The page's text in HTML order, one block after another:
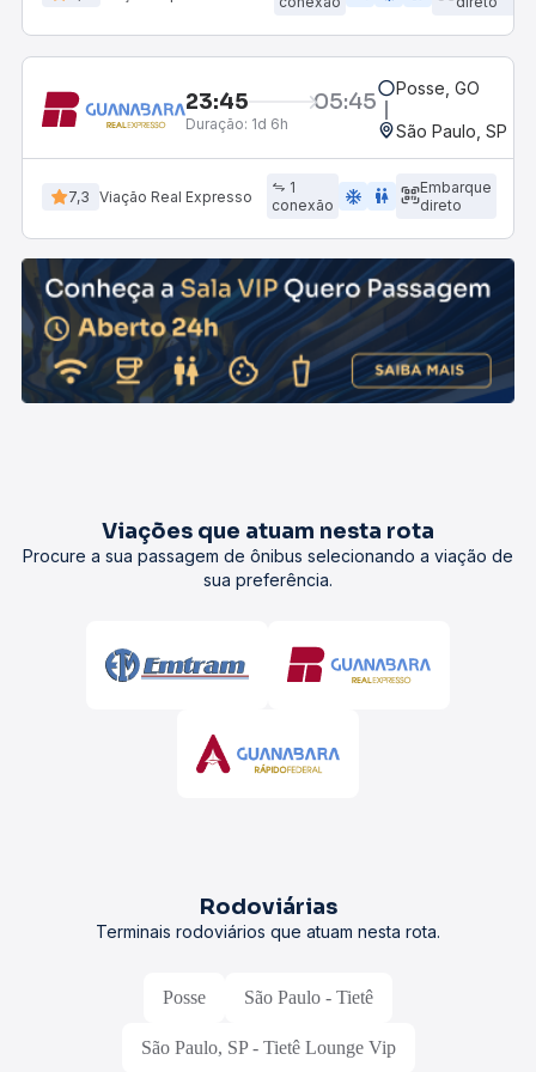
23:45 05:45
Duração: 1d 6h
Posse, GO
São Paulo, SP -
7,3 Viação Real Expresso
1
conexão
ac_unit wc
Embarque
direto
Viações que atuam nesta rota
Procure a sua passagem de ônibus selecionando a viação de
sua preferência.
Rodoviárias
Terminais rodoviários que atuam nesta rota.
Posse São Paulo - Tietê
São Paulo, SP - Tietê Lounge Vip